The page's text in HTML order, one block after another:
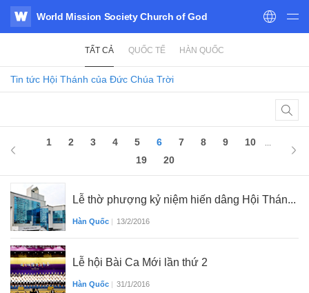
WATV
World Mission Society Church of God
TẤT CẢ QUỐC TẾ HÀN QUỐC
Tin tức Hội Thánh của Đức Chúa Trời
1 2 3 4 5 6 7 8 9 10
19 20
Lễ thờ phượng kỷ niệm hiến dâng Hội Thán...
Hàn Quốc | 13/2/2016
Lễ hội Bài Ca Mới lần thứ 2
Hàn Quốc | 31/1/2016